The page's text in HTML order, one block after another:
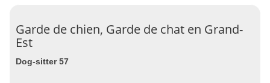
Garde de chien, Garde de chat en Grand-
Est
Dog-sitter 57